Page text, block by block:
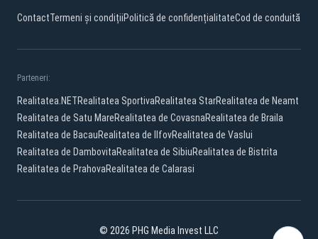
ContactTermeni și condițiiPolitică de confidențialitateCod de conduită
Parteneri:
Realitatea.NETRealitatea SportivaRealitatea StarRealitatea de Neamt
Realitatea de Satu MareRealitatea de CovasnaRealitatea de Braila
Realitatea de BacauRealitatea de IlfovRealitatea de Vaslui
Realitatea de DambovitaRealitatea de SibiuRealitatea de Bistrita
Realitatea de PrahovaRealitatea de Calarasi
© 2026 PHG Media Invest LLC